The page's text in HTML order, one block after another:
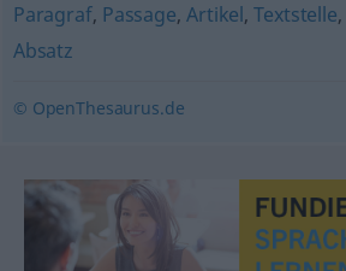
Paragraf, Passage,Artikel,Textstelle,
Absatz
© OpenThesaurus.de